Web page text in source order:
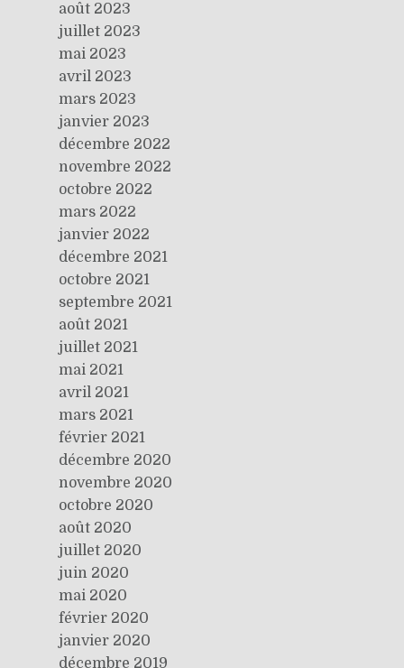
août 2023
juillet 2023
mai 2023
avril 2023
mars 2023
janvier 2023
décembre 2022
novembre 2022
octobre 2022
mars 2022
janvier 2022
décembre 2021
octobre 2021
septembre 2021
août 2021
juillet 2021
mai 2021
avril 2021
mars 2021
février 2021
décembre 2020
novembre 2020
octobre 2020
août 2020
juillet 2020
juin 2020
mai 2020
février 2020
janvier 2020
décembre 2019